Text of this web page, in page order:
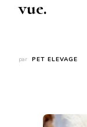
vue.
par PET ELEVAGE